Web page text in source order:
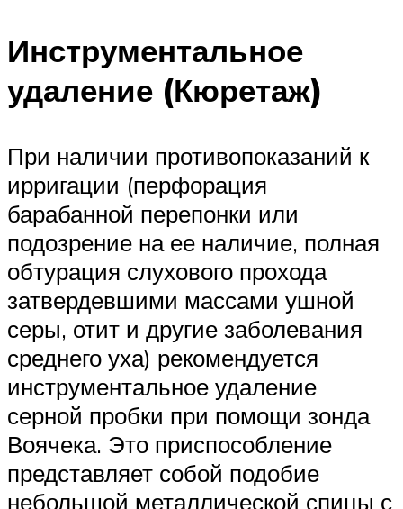
Инструментальное
удаление (Кюретаж)
При наличии противопоказаний к
ирригации (перфорация
барабанной перепонки или
подозрение на ее наличие, полная
обтурация слухового прохода
затвердевшими массами ушной
серы, отит и другие заболевания
среднего уха) рекомендуется
инструментальное удаление
серной пробки при помощи зонда
Воячека. Это приспособление
представляет собой подобие
небольшой металлической спицы с